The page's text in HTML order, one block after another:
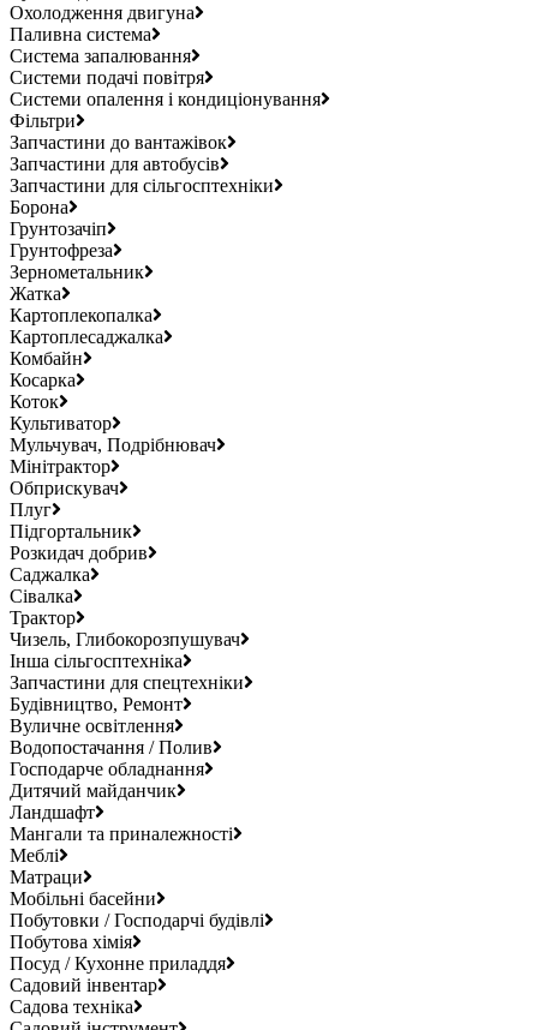
Охолодження двигуна
Паливна система
Система запалювання
Системи подачі повітря
Системи опалення і кондиціонування
Фільтри
Запчастини до вантажівок
Запчастини для автобусів
Запчастини для сільгосптехніки
Борона
Грунтозачіп
Грунтофреза
Зернометальник
Жатка
Картоплекопалка
Картоплесаджалка
Комбайн
Косарка
Коток
Культиватор
Мульчувач, Подрібнювач
Мінітрактор
Обприскувач
Плуг
Підгортальник
Розкидач добрив
Саджалка
Сівалка
Трактор
Чизель, Глибокорозпушувач
Інша сільгосптехніка
Запчастини для спецтехніки
Будівництво, Ремонт
Вуличне освітлення
Водопостачання / Полив
Господарче обладнання
Дитячий майданчик
Ландшафт
Мангали та приналежності
Меблі
Матраци
Мобільні басейни
Побутовки / Господарчі будівлі
Побутова хімія
Посуд / Кухонне приладдя
Садовий інвентар
Садова техніка